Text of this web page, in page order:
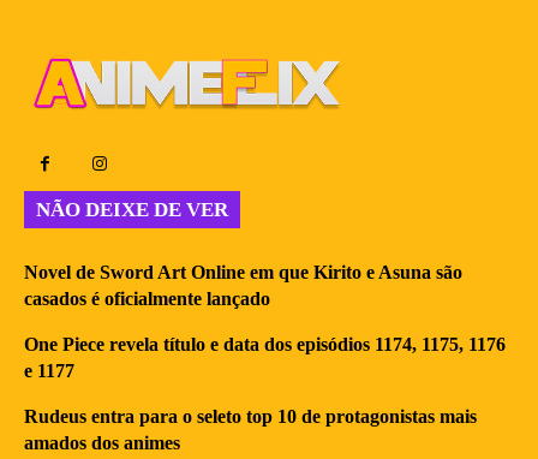
NÃO DEIXE DE VER
Novel de Sword Art Online em que Kirito e Asuna são
casados é oficialmente lançado
One Piece revela título e data dos episódios 1174, 1175, 1176
e 1177
Rudeus entra para o seleto top 10 de protagonistas mais
amados dos animes